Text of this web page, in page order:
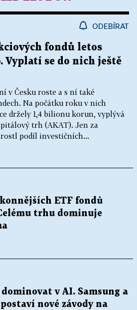
ODEBÍRAT
fondů letos
Vyplatí se do nich ještě
v Česku roste a s ní také
Na počátku roku v nich
držely 1,4 bilionu korun, vyplývá
trh (AKAT). Jen za
podíl investičních...
ETF fondů
trhu dominuje
v AI. Samsung a
nové závody na